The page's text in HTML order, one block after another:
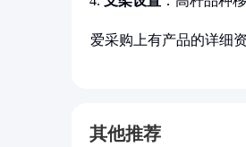
爱采购上有产品的详细
其他推荐